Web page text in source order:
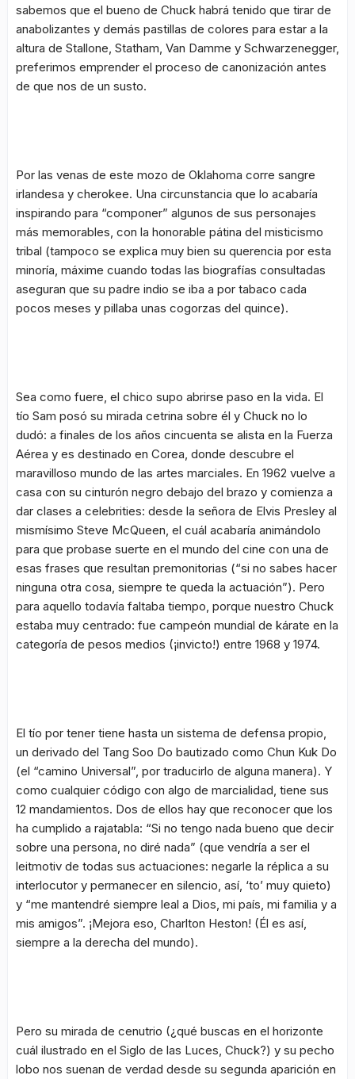
sabemos que el bueno de Chuck habrá tenido que tirar de
anabolizantes y demás pastillas de colores para estar a la
altura de Stallone, Statham, Van Damme y Schwarzenegger,
preferimos emprender el proceso de canonización antes
de que nos de un susto.
Por las venas de este mozo de Oklahoma corre sangre
irlandesa y cherokee. Una circunstancia que lo acabaría
inspirando para “componer” algunos de sus personajes
más memorables, con la honorable pátina del misticismo
tribal (tampoco se explica muy bien su querencia por esta
minoría, máxime cuando todas las biografías consultadas
aseguran que su padre indio se iba a por tabaco cada
pocos meses y pillaba unas cogorzas del quince).
Sea como fuere, el chico supo abrirse paso en la vida. El
tío Sam posó su mirada cetrina sobre él y Chuck no lo
dudó: a finales de los años cincuenta se alista en la Fuerza
Aérea y es destinado en Corea, donde descubre el
maravilloso mundo de las artes marciales. En 1962 vuelve a
casa con su cinturón negro debajo del brazo y comienza a
dar clases a celebrities: desde la señora de Elvis Presley al
mismísimo Steve McQueen, el cuál acabaría animándolo
para que probase suerte en el mundo del cine con una de
esas frases que resultan premonitorias (“si no sabes hacer
ninguna otra cosa, siempre te queda la actuación”). Pero
para aquello todavía faltaba tiempo, porque nuestro Chuck
estaba muy centrado: fue campeón mundial de kárate en la
categoría de pesos medios (¡invicto!) entre 1968 y 1974.
El tío por tener tiene hasta un sistema de defensa propio,
un derivado del Tang Soo Do bautizado como Chun Kuk Do
(el “camino Universal”, por traducirlo de alguna manera). Y
como cualquier código con algo de marcialidad, tiene sus
12 mandamientos. Dos de ellos hay que reconocer que los
ha cumplido a rajatabla: “Si no tengo nada bueno que decir
sobre una persona, no diré nada” (que vendría a ser el
leitmotiv de todas sus actuaciones: negarle la réplica a su
interlocutor y permanecer en silencio, así, ‘to’ muy quieto)
y “me mantendré siempre leal a Dios, mi país, mi familia y a
mis amigos”. ¡Mejora eso, Charlton Heston! (Él es así,
siempre a la derecha del mundo).
Pero su mirada de cenutrio (¿qué buscas en el horizonte
cuál ilustrado en el Siglo de las Luces, Chuck?) y su pecho
lobo nos suenan de verdad desde su segunda aparición en